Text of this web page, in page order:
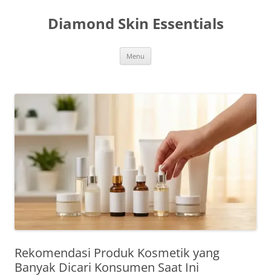
Diamond Skin Essentials
Menu
Rekomendasi Produk Kosmetik yang
Banyak Dicari Konsumen Saat Ini